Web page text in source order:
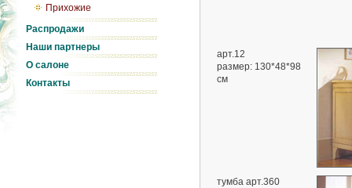
Прихожие
Распродажи
Наши партнеры
О салоне
Контакты
арт.12
размер: 130*48*98
см
тумба арт.360